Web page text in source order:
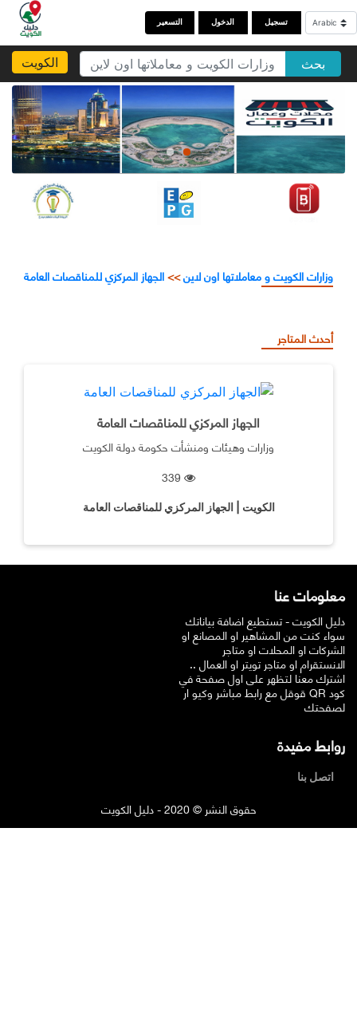
التسعير الدخول تسجيل
الكويت بحث
وزارات الكويت و معاملاتها اون لاين>>الجهاز المركزي للمناقصات العامة
أحدث المتاجر
الجهاز المركزي للمناقصات العامة
وزارات وهيئات ومنشأت حكومة دولة الكويت
الكويت | الجهاز المركزي للمناقصات العامة
معلومات عنا
دليل الكويت - تستطيع اضافة بياناتك
سواء كنت من المشاهير او المصانع او
الشركات او المحلات او متاجر
الانستقرام او متاجر تويتر او العمال ..
اشترك معنا لتظهر على اول صفحة في
قوقل مع رابط مباشر وكيو ار QR كود
لصفحتك
روابط مفيدة
حقوق النشر © 2020 - دليل الكويت